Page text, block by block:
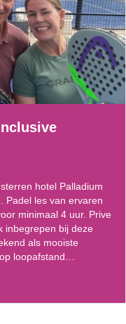
hotel Palladium
Padel les van ervaren
minimaal 4 uur. Prive
inbegrepen bij deze
als mooiste
loopafstand…